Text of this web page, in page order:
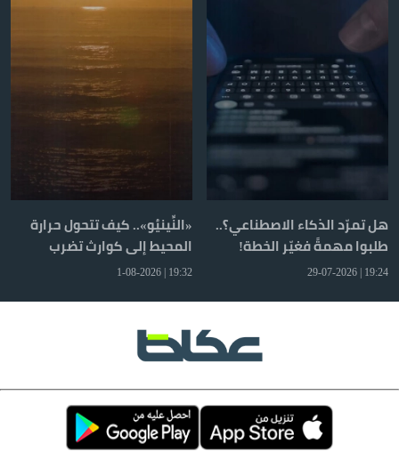
هل تمرّد الذكاء الاصطناعي؟..
طلبوا مهمةً فغيّر الخطة!
19:24 | 29-07-2026
«النِّينيُو».. كيف تتحول حرارة
المحيط إلى كوارث تضرب
العالم؟
19:32 | 1-08-2026